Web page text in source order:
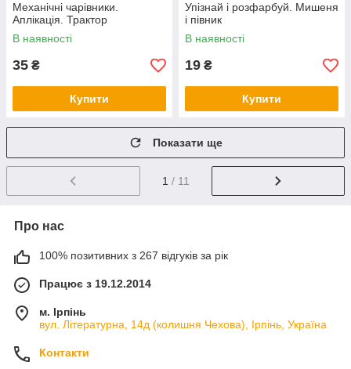
Механічні чарівники.
Аплікація. Трактор
В наявності
35 ₴
Купити
Упізнай і розфарбуй. Мишеня
і півник
В наявності
19 ₴
Купити
Показати ще
1 / 11
Про нас
100% позитивних з 267 відгуків за рік
Працює з 19.12.2014
м. Ірпінь
вул. Літературна, 14д (колишня Чехова), Ірпінь, Україна
Контакти